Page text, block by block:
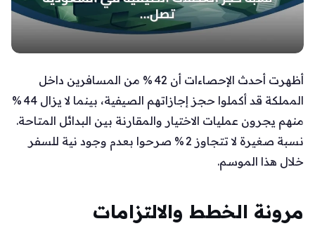
أظهرت أحدث الإحصاءات أن 42 % من المسافرين داخل
المملكة قد أكملوا حجز إجازاتهم الصيفية، بينما لا يزال 44 %
منهم يجرون عمليات الاختيار والمقارنة بين البدائل المتاحة.
نسبة صغيرة لا تتجاوز 2 % صرحوا بعدم وجود نية للسفر
خلال هذا الموسم.
مرونة الخطط والالتزامات